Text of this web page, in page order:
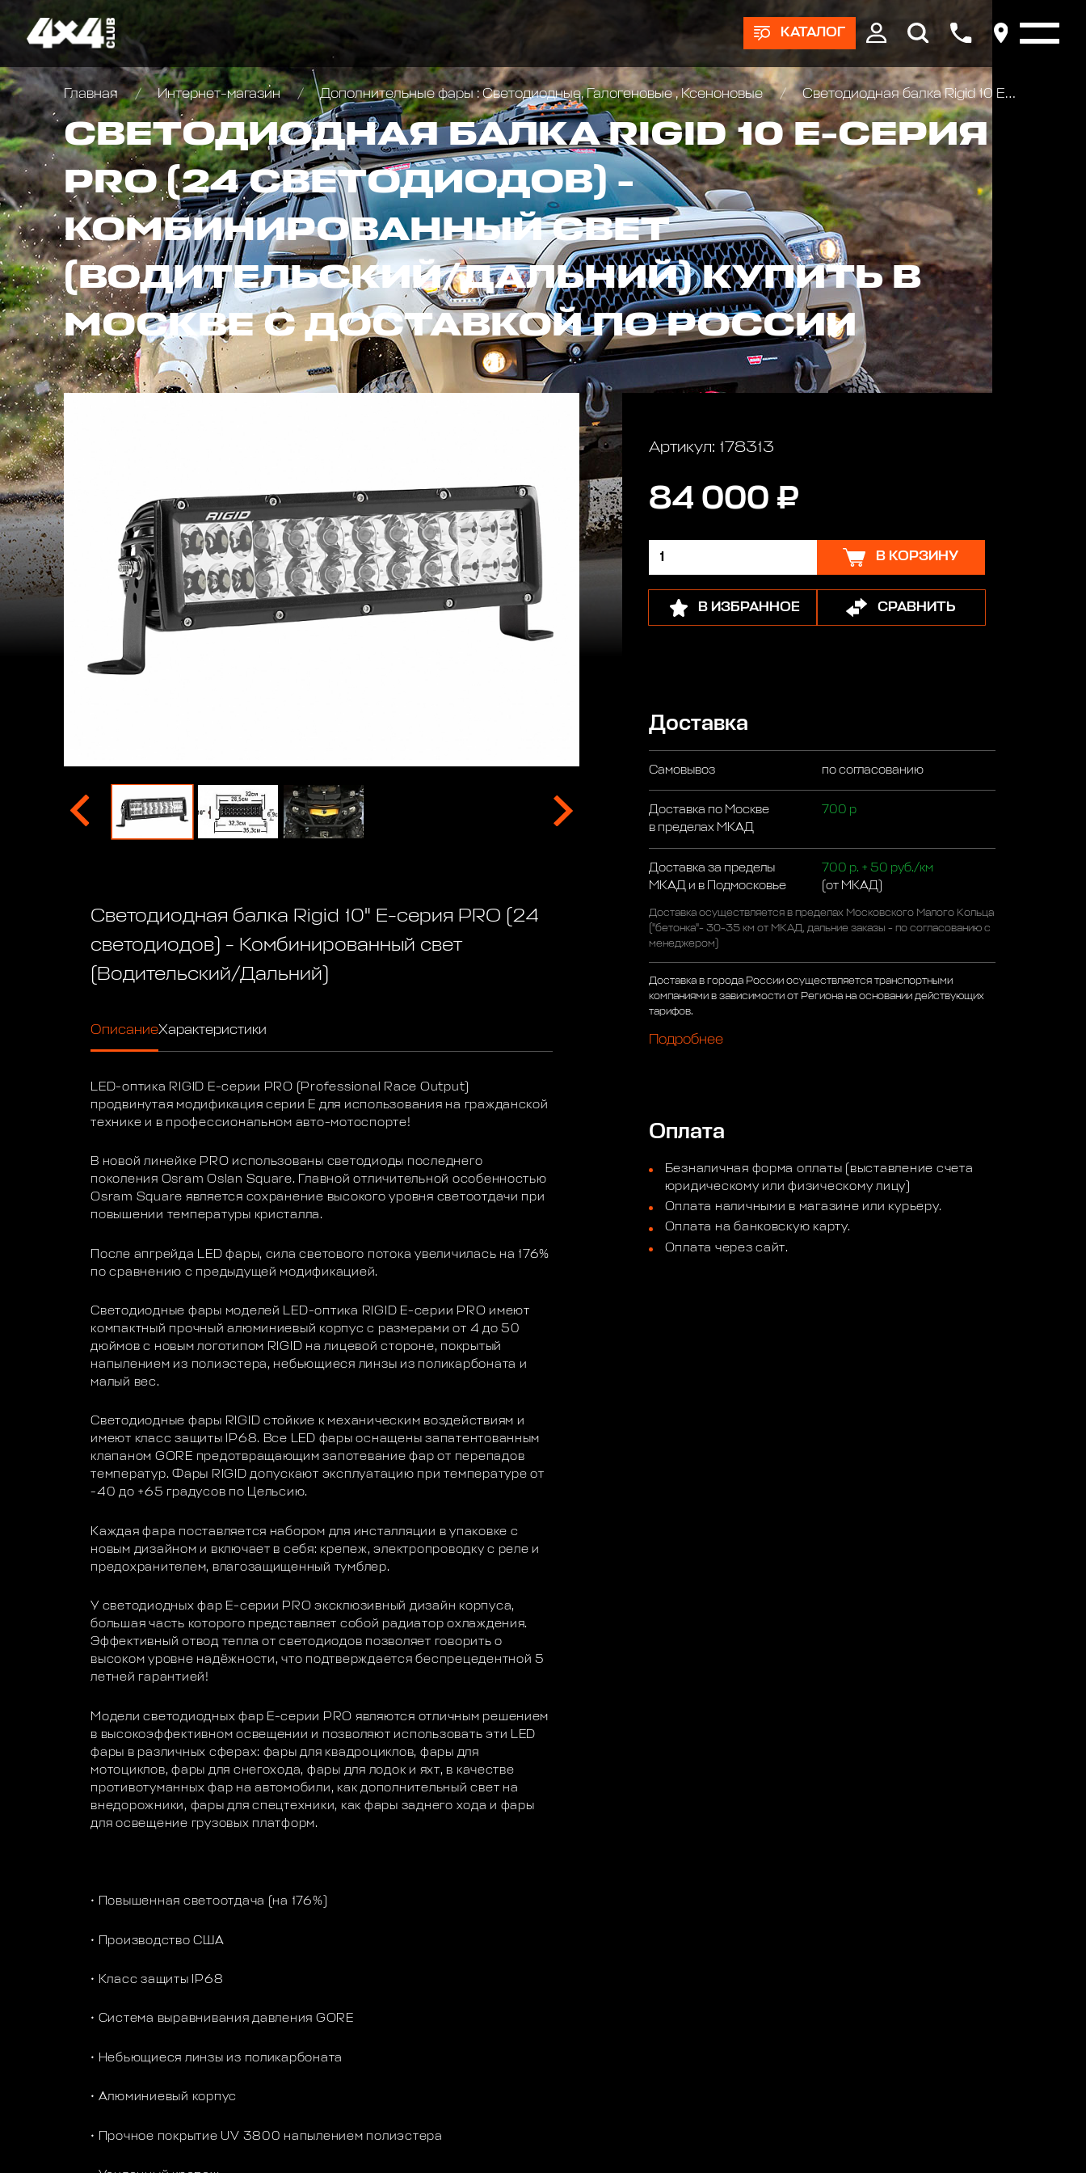
КАТАЛОГ
Главная Интернет-магазин Дополнительные фары : Светодиодные, Галогеновые , Ксеноновые Светодиодная балка Rigid 10 Е-серия PRO (24 светодиодов) - Комбинированный свет (Водительский/Дальний)
СВЕТОДИОДНАЯ БАЛКА RIGID 10 Е-СЕРИЯ
PRO (24 СВЕТОДИОДОВ) -
КОМБИНИРОВАННЫЙ СВЕТ
(ВОДИТЕЛЬСКИЙ/ДАЛЬНИЙ) КУПИТЬ В
МОСКВЕ С ДОСТАВКОЙ ПО РОССИИ
Светодиодная балка Rigid 10" Е-серия PRO (24
светодиодов) - Комбинированный свет
(Водительский/Дальний)
ОписаниеХарактеристики
LED-оптика RIGID E-серии PRO (Professional Race Output)
продвинутая модификация серии E для использования на гражданской
технике и в профессиональном авто-мотоспорте!
В новой линейке PRO использованы светодиоды последнего
поколения Osram Oslan Square. Главной отличительной особенностью
Osram Square является сохранение высокого уровня светоотдачи при
повышении температуры кристалла.
После апгрейда LED фары, сила светового потока увеличилась на 176%
по сравнению с предыдущей модификацией.
Светодиодные фары моделей LED-оптика RIGID E-серии PRO имеют
компактный прочный алюминиевый корпус с размерами от 4 до 50
дюймов с новым логотипом RIGID на лицевой стороне, покрытый
напылением из полиэстера, небьющиеся линзы из поликарбоната и
малый вес.
Светодиодные фары RIGID стойкие к механическим воздействиям и
имеют класс защиты IP68. Все LED фары оснащены запатентованным
клапаном GORE предотвращающим запотевание фар от перепадов
температур. Фары RIGID допускают эксплуатацию при температуре от
-40 до +65 градусов по Цельсию.
Каждая фара поставляется набором для инсталляции в упаковке с
новым дизайном и включает в себя: крепеж, электропроводку с реле и
предохранителем, влагозащищенный тумблер.
У светодиодных фар E-серии PRO эксклюзивный дизайн корпуса,
большая часть которого представляет собой радиатор охлаждения.
Эффективный отвод тепла от светодиодов позволяет говорить о
высоком уровне надёжности, что подтверждается беспрецедентной 5
летней гарантией!
Модели светодиодных фар E-серии PRO являются отличным решением
в высокоэффективном освещении и позволяют использовать эти LED
фары в различных сферах: фары для квадроциклов, фары для
мотоциклов, фары для снегохода, фары для лодок и яхт, в качестве
противотуманных фар на автомобили, как дополнительный свет на
внедорожники, фары для спецтехники, как фары заднего хода и фары
для освещение грузовых платформ.
• Повышенная светоотдача (на 176%)
• Производство США
• Класс защиты IP68
• Система выравнивания давления GORE
• Небьющиеся линзы из поликарбоната
• Алюминиевый корпус
• Прочное покрытие UV 3800 напылением полиэстера
Артикул: 178313
84 000 ₽
В КОРЗИНУ
В ИЗБРАННОЕ СРАВНИТЬ
Доставка
Самовывоз по согласованию
Доставка по Москве
в пределах МКАД
700 р
Доставка за пределы
МКАД и в Подмосковье
700 р. + 50 руб./км
(от МКАД)
Доставка осуществляется в пределах Московского Малого Кольца
("бетонка"- 30-35 км от МКАД, дальние заказы - по согласованию с
менеджером)
Доставка в города России осуществляется транспортными
компаниями в зависимости от Региона на основании действующих
тарифов.
Подробнее
Оплата
Безналичная форма оплаты (выставление счета
юридическому или физическому лицу)
Оплата наличными в магазине или курьеру.
Оплата на банковскую карту.
Оплата через сайт.